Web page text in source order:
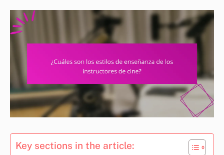
Key sections in the article: